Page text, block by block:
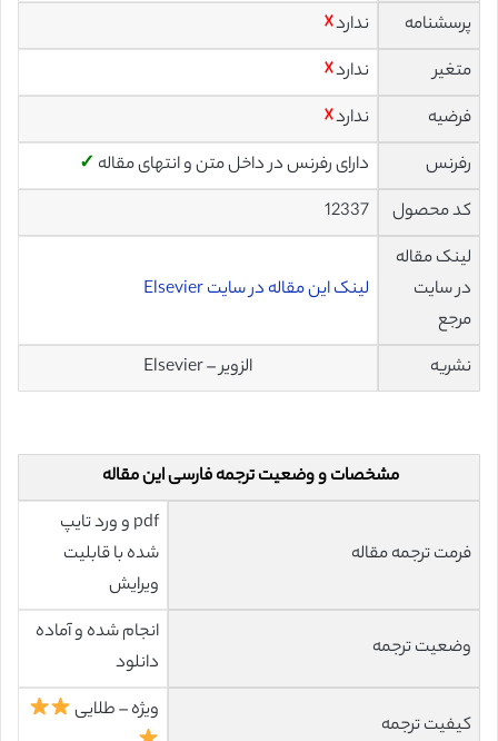
پرسشنامه ندارد☓
متغیر
ندارد☓
فرضیه
ندارد☓
رفرنس
دارای رفرنس در داخل متن و انتهای مقاله ✓
کد محصول
12337
لینک مقاله
در سایت
مرجع
لینک این مقاله در سایت Elsevier
نشریه الزویر – Elsevier
مشخصات و وضعیت ترجمه فارسی این مقاله
فرمت ترجمه مقاله
pdf و ورد تایپ
شده با قابلیت
ویرایش
وضعیت ترجمه
انجام شده و آماده
دانلود
کیفیت ترجمه
ویژه – طلایی